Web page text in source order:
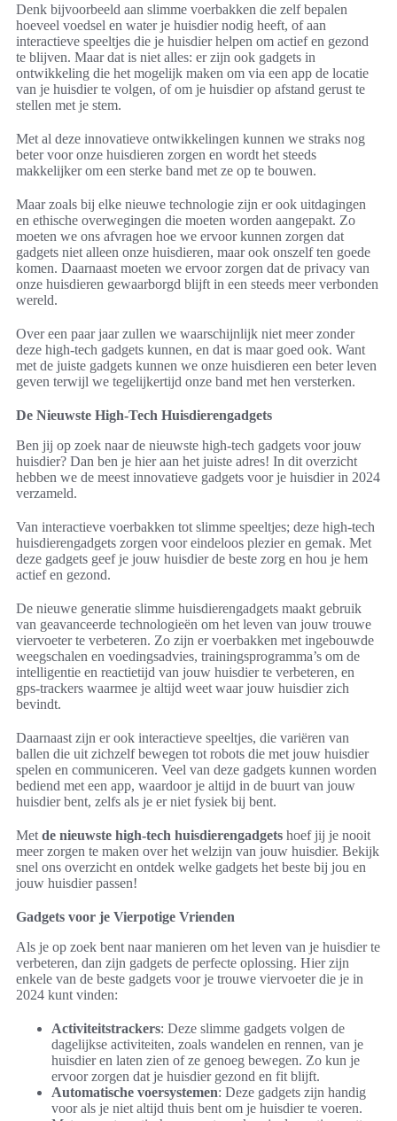
Denk bijvoorbeeld aan slimme voerbakken die zelf bepalen
hoeveel voedsel en water je huisdier nodig heeft, of aan
interactieve speeltjes die je huisdier helpen om actief en gezond
te blijven. Maar dat is niet alles: er zijn ook gadgets in
ontwikkeling die het mogelijk maken om via een app de locatie
van je huisdier te volgen, of om je huisdier op afstand gerust te
stellen met je stem.
Met al deze innovatieve ontwikkelingen kunnen we straks nog
beter voor onze huisdieren zorgen en wordt het steeds
makkelijker om een sterke band met ze op te bouwen.
Maar zoals bij elke nieuwe technologie zijn er ook uitdagingen
en ethische overwegingen die moeten worden aangepakt. Zo
moeten we ons afvragen hoe we ervoor kunnen zorgen dat
gadgets niet alleen onze huisdieren, maar ook onszelf ten goede
komen. Daarnaast moeten we ervoor zorgen dat de privacy van
onze huisdieren gewaarborgd blijft in een steeds meer verbonden
wereld.
Over een paar jaar zullen we waarschijnlijk niet meer zonder
deze high-tech gadgets kunnen, en dat is maar goed ook. Want
met de juiste gadgets kunnen we onze huisdieren een beter leven
geven terwijl we tegelijkertijd onze band met hen versterken.
De Nieuwste High-Tech Huisdierengadgets
Ben jij op zoek naar de nieuwste high-tech gadgets voor jouw
huisdier? Dan ben je hier aan het juiste adres! In dit overzicht
hebben we de meest innovatieve gadgets voor je huisdier in 2024
verzameld.
Van interactieve voerbakken tot slimme speeltjes; deze high-tech
huisdierengadgets zorgen voor eindeloos plezier en gemak. Met
deze gadgets geef je jouw huisdier de beste zorg en hou je hem
actief en gezond.
De nieuwe generatie slimme huisdierengadgets maakt gebruik
van geavanceerde technologieën om het leven van jouw trouwe
viervoeter te verbeteren. Zo zijn er voerbakken met ingebouwde
weegschalen en voedingsadvies, trainingsprogramma’s om de
intelligentie en reactietijd van jouw huisdier te verbeteren, en
gps-trackers waarmee je altijd weet waar jouw huisdier zich
bevindt.
Daarnaast zijn er ook interactieve speeltjes, die variëren van
ballen die uit zichzelf bewegen tot robots die met jouw huisdier
spelen en communiceren. Veel van deze gadgets kunnen worden
bediend met een app, waardoor je altijd in de buurt van jouw
huisdier bent, zelfs als je er niet fysiek bij bent.
Met de nieuwste high-tech huisdierengadgets hoef jij je nooit
meer zorgen te maken over het welzijn van jouw huisdier. Bekijk
snel ons overzicht en ontdek welke gadgets het beste bij jou en
jouw huisdier passen!
Gadgets voor je Vierpotige Vrienden
Als je op zoek bent naar manieren om het leven van je huisdier te
verbeteren, dan zijn gadgets de perfecte oplossing. Hier zijn
enkele van de beste gadgets voor je trouwe viervoeter die je in
2024 kunt vinden:
Activiteitstrackers: Deze slimme gadgets volgen de
dagelijkse activiteiten, zoals wandelen en rennen, van je
huisdier en laten zien of ze genoeg bewegen. Zo kun je
ervoor zorgen dat je huisdier gezond en fit blijft.
Automatische voersystemen: Deze gadgets zijn handig
voor als je niet altijd thuis bent om je huisdier te voeren.